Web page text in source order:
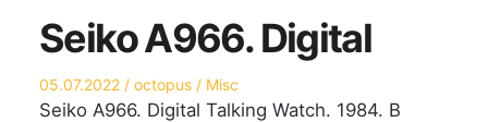
Seiko A966. Digital
Опубликовано
на
05.07.2022 Автор
octopus
Опубликовано
в
Misc
Seiko A966. Digital Talking Watch. 1984. В